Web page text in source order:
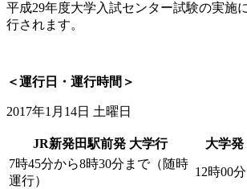
平成29年度大学入試センター試験の実施
行されます。
＜運行日・運行時間＞
2017年1月14日 土曜日
JR新発田駅前発 大学行
大学
7時45分から8時30分まで（随時
運行）
12時00分